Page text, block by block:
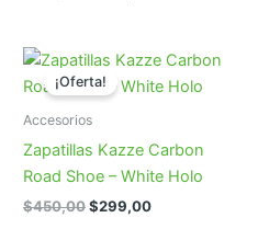
$450,00.$299,00.
¡Oferta!
Accesorios
Zapatillas Kazze Carbon
Road Shoe – White Holo
$450,00El
$299,00El